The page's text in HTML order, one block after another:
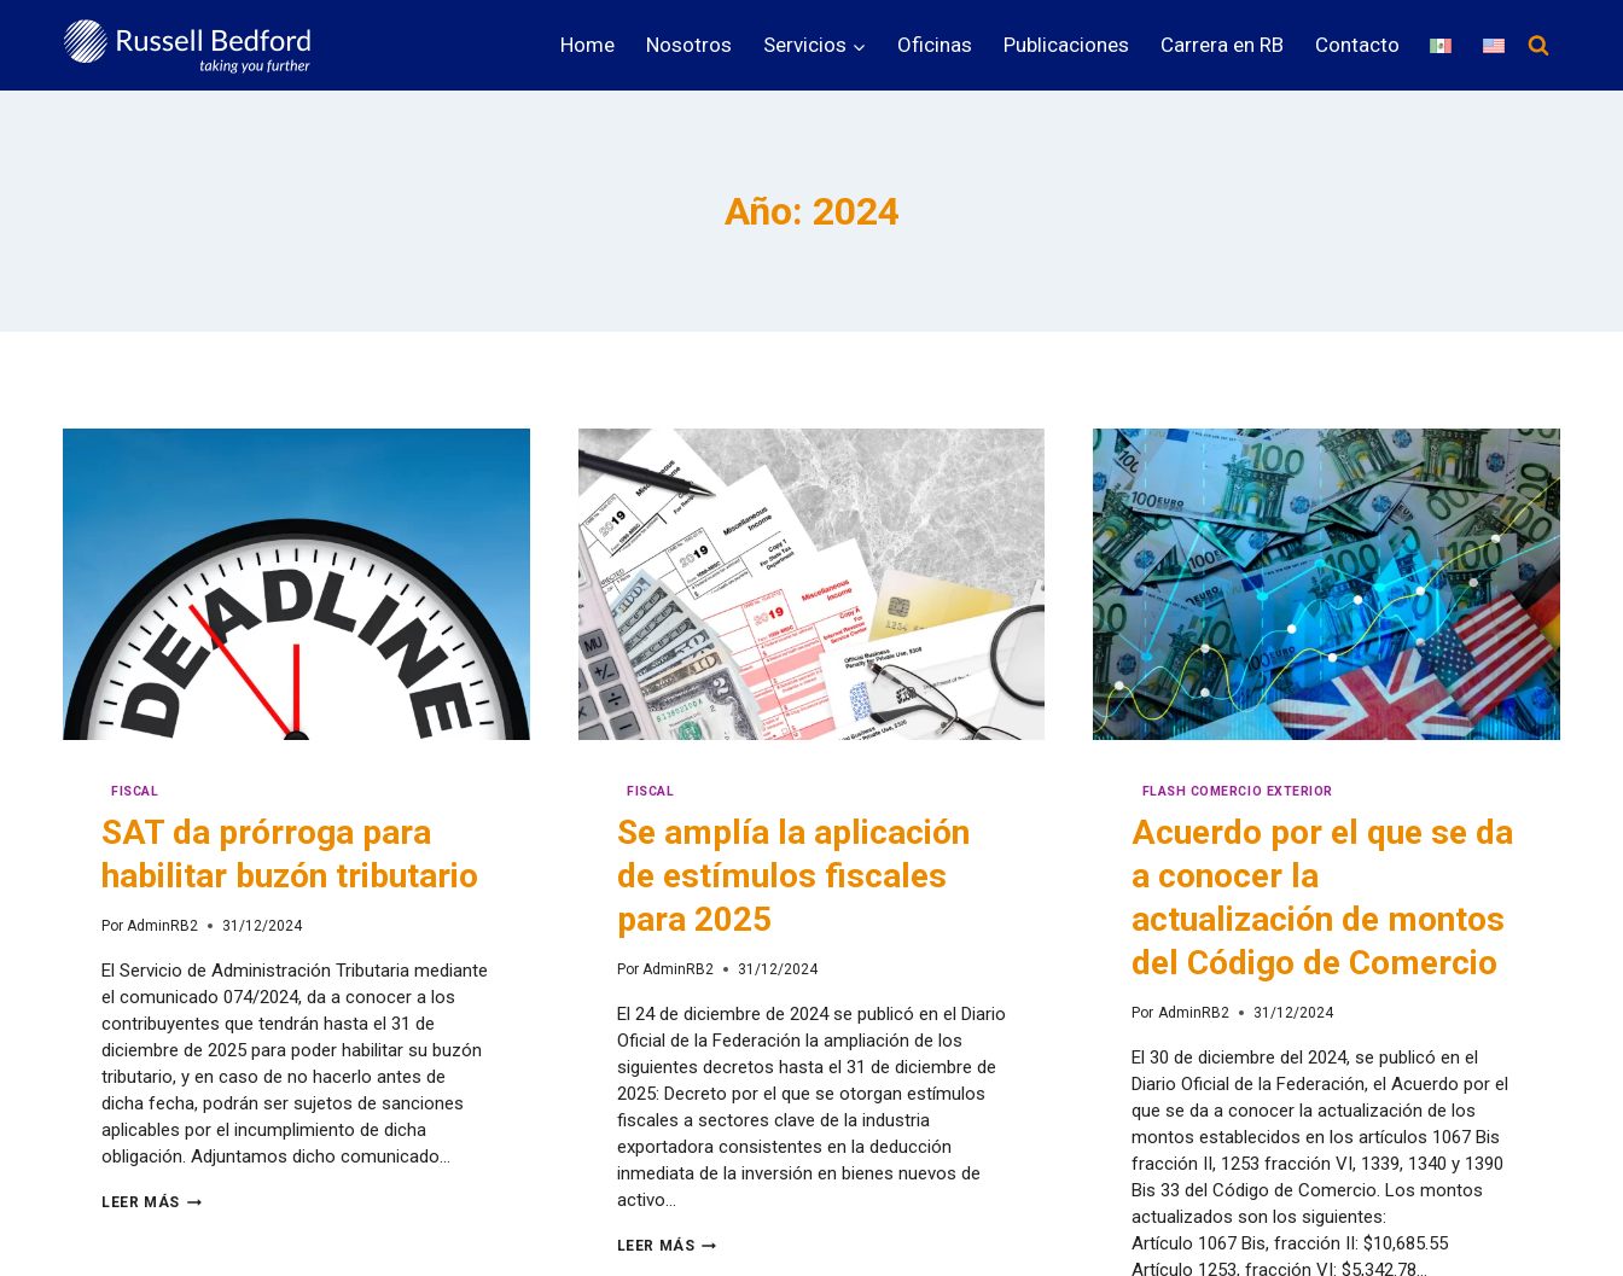
Home Nosotros Servicios Oficinas Publicaciones Carrera en RB Contacto
Año: 2024
FISCAL
SAT da prórroga para
habilitar buzón tributario
Por AdminRB2 31/12/2024
El Servicio de Administración Tributaria mediante
el comunicado 074/2024, da a conocer a los
contribuyentes que tendrán hasta el 31 de
diciembre de 2025 para poder habilitar su buzón
tributario, y en caso de no hacerlo antes de
dicha fecha, podrán ser sujetos de sanciones
aplicables por el incumplimiento de dicha
obligación. Adjuntamos dicho comunicado…
LEER MÁS
FISCAL
Se amplía la aplicación
de estímulos fiscales
para 2025
Por AdminRB2 31/12/2024
El 24 de diciembre de 2024 se publicó en el Diario
Oficial de la Federación la ampliación de los
siguientes decretos hasta el 31 de diciembre de
2025: Decreto por el que se otorgan estímulos
fiscales a sectores clave de la industria
exportadora consistentes en la deducción
inmediata de la inversión en bienes nuevos de
activo…
LEER MÁS
FLASH COMERCIO EXTERIOR
Acuerdo por el que se da
a conocer la
actualización de montos
del Código de Comercio
Por AdminRB2 31/12/2024
El 30 de diciembre del 2024, se publicó en el
Diario Oficial de la Federación, el Acuerdo por el
que se da a conocer la actualización de los
montos establecidos en los artículos 1067 Bis
fracción II, 1253 fracción VI, 1339, 1340 y 1390
Bis 33 del Código de Comercio. Los montos
actualizados son los siguientes:
Artículo 1067 Bis, fracción II: $10,685.55
Artículo 1253, fracción VI: $5,342.78…